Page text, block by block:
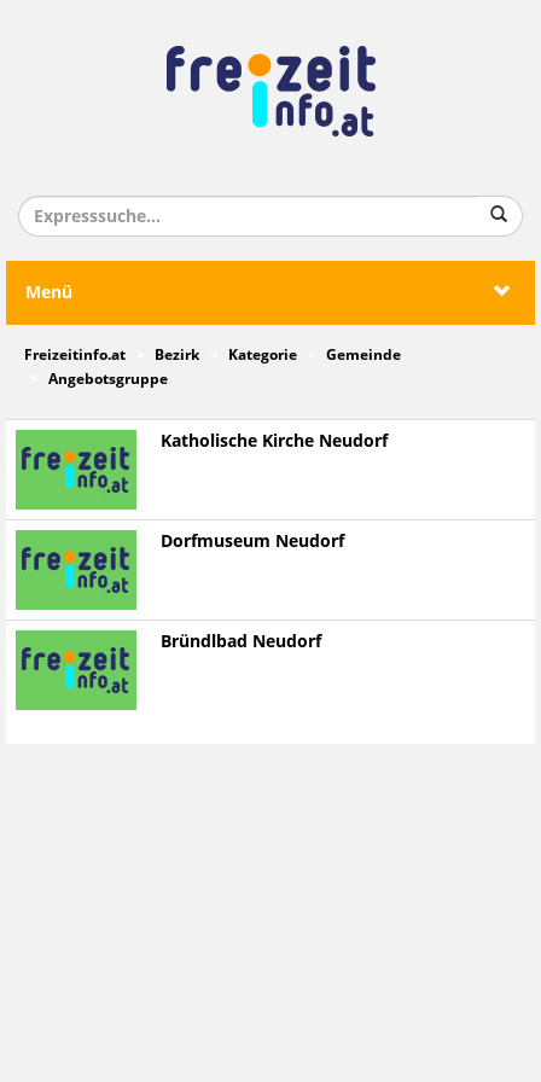
Menü
Freizeitinfo.at Bezirk Kategorie
Gemeinde
Angebotsgruppe
Katholische Kirche Neudorf
Dorfmuseum Neudorf
Bründlbad Neudorf